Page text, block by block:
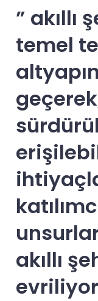
” akıllı
temel
akıllı